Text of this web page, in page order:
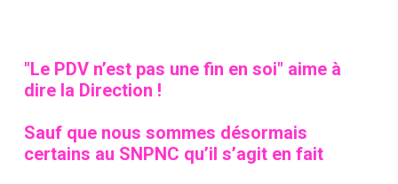
"Le PDV n’est pas une fin en soi" aime à
dire la Direction !
Sauf que nous sommes désormais
certains au SNPNC qu’il s’agit en fait